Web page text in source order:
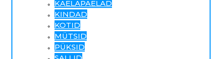
KAELAPAELAD
KINDAD
KOTID
MÜTSID
PÜKSID